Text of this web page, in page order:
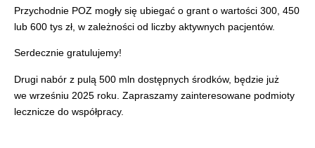
Przychodnie POZ mogły się ubiegać o grant o wartości 300, 450
lub 600 tys zł, w zależności od liczby aktywnych pacjentów.
Serdecznie gratulujemy!
Drugi nabór z pulą 500 mln dostępnych środków, będzie już
we wrześniu 2025 roku. Zapraszamy zainteresowane podmioty
lecznicze do współpracy.